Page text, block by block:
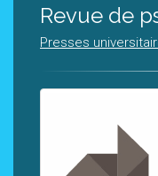
Revue de
Presses